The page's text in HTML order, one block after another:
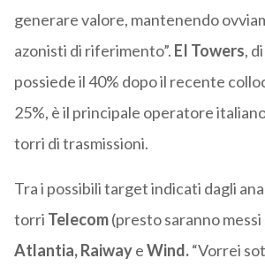
generare valore, mantenendo
azonisti di riferimento”. EI Towers,
possiede il 40% dopo il recente
25%, è il principale operatore
torri di trasmissioni.
Tra i possibili target indicati dagli
torri Telecom(presto saranno
Atlantia, RaiwayeWind.“Vorrei